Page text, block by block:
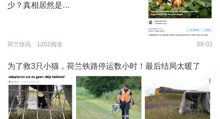
少？真相居然是…
荷兰快讯 1202阅读 08-02
为了救3只小猫，荷兰铁路停运数小时！最后结局太暖了